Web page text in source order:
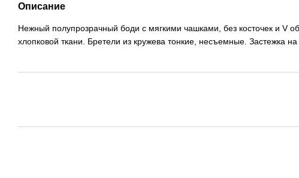
Описание
Нежный полупрозрачный боди с мягкими чашками, без косточек и V
хлопковой ткани. Бретели из кружева тонкие, несъемные. Застежка